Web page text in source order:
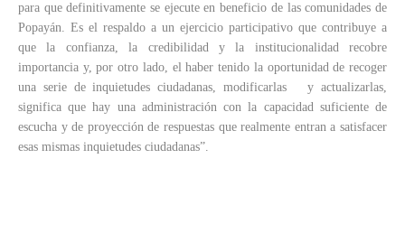
para que definitivamente se ejecute en beneficio de las comunidades de
Popayán. Es el respaldo a un ejercicio participativo que contribuye a
que la confianza, la credibilidad y la institucionalidad recobre
importancia y, por otro lado, el haber tenido la oportunidad de recoger
una serie de inquietudes ciudadanas, modificarlas y actualizarlas,
significa que hay una administración con la capacidad suficiente de
escucha y de proyección de respuestas que realmente entran a satisfacer
esas mismas inquietudes ciudadanas”.